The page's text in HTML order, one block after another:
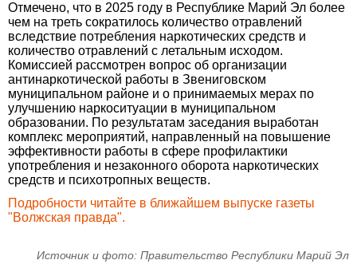
Отмечено, что в 2025 году в Республике Марий Эл более
чем на треть сократилось количество отравлений
вследствие потребления наркотических средств и
количество отравлений с летальным исходом.
Комиссией рассмотрен вопрос об организации
антинаркотической работы в Звениговском
муниципальном районе и о принимаемых мерах по
улучшению наркоситуации в муниципальном
образовании. По результатам заседания выработан
комплекс мероприятий, направленный на повышение
эффективности работы в сфере профилактики
употребления и незаконного оборота наркотических
средств и психотропных веществ.
Подробности читайте в ближайшем выпуске газеты
"Волжская правда".
Источник и фото: Правительство Республики Марий Эл